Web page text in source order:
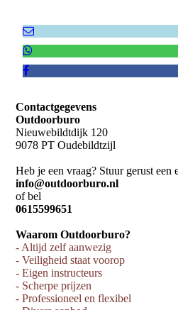
Contactgegevens
Outdoorburo
Nieuwebildtdijk 120
9078 PT Oudebildtzijl
Heb je een vraag? Stuur gerust een
info@outdoorburo.nl
of bel
0615599651
Waarom Outdoorburo?
- Altijd zelf aanwezig
- Veiligheid staat voorop
- Eigen instructeurs
- Scherpe prijzen
- Professioneel en flexibel